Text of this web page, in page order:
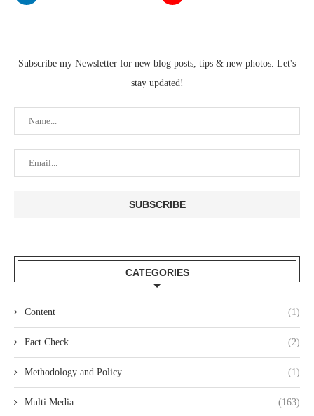
Subscribe my Newsletter for new blog posts, tips & new photos. Let's
stay updated!
CATEGORIES
Content (1)
Fact Check (2)
Methodology and Policy (1)
Multi Media (163)